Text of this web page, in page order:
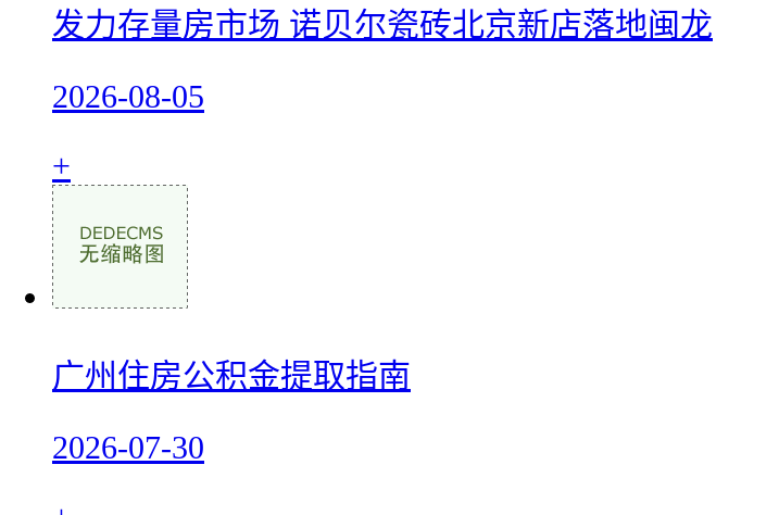
发力存量房市场 诺贝尔瓷砖北京新店落地闽龙
2026-08-05
+
广州住房公积金提取指南
2026-07-30